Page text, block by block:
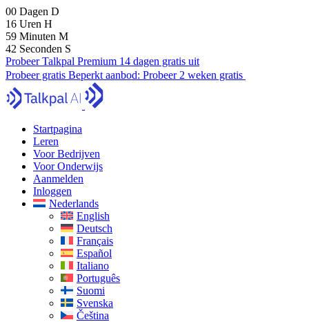
00 Dagen D
16 Uren H
59 Minuten M
41 Seconden S
Probeer Talkpal Premium 14 dagen gratis uit
Probeer gratis Beperkt aanbod: Probeer 2 weken gratis
Startpagina
Leren
Voor Bedrijven
Voor Onderwijs
Aanmelden
Inloggen
Nederlands
English
Deutsch
Français
Español
Italiano
Português
Suomi
Svenska
Čeština